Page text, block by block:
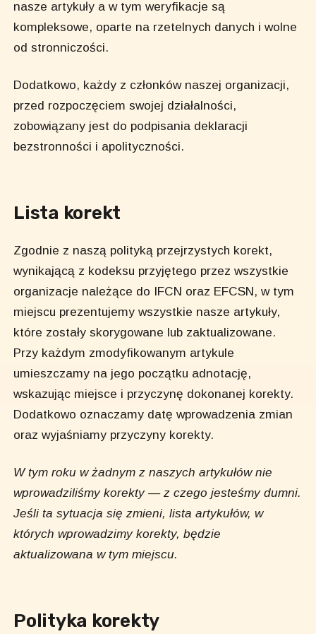
nasze artykuły a w tym weryfikacje są
kompleksowe, oparte na rzetelnych danych i wolne
od stronniczości.
Dodatkowo, każdy z członków naszej organizacji,
przed rozpoczęciem swojej działalności,
zobowiązany jest do podpisania deklaracji
bezstronności i apolityczności.
Lista korekt
Zgodnie z naszą polityką przejrzystych korekt,
wynikającą z kodeksu przyjętego przez wszystkie
organizacje należące do IFCN oraz EFCSN, w tym
miejscu prezentujemy wszystkie nasze artykuły,
które zostały skorygowane lub zaktualizowane.
Przy każdym zmodyfikowanym artykule
umieszczamy na jego początku adnotację,
wskazując miejsce i przyczynę dokonanej korekty.
Dodatkowo oznaczamy datę wprowadzenia zmian
oraz wyjaśniamy przyczyny korekty.
W tym roku w żadnym z naszych artykułów nie
wprowadziliśmy korekty — z czego jesteśmy dumni.
Jeśli ta sytuacja się zmieni, lista artykułów, w
których wprowadzimy korekty, będzie
aktualizowana w tym miejscu.
Polityka korekty